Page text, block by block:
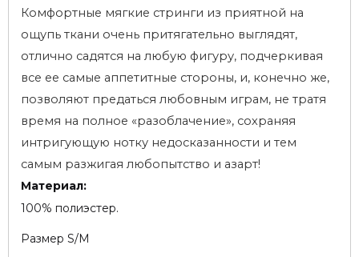
Комфортные мягкие стринги из приятной на
ощупь ткани очень притягательно выглядят,
отлично садятся на любую фигуру, подчеркивая
все ее самые аппетитные стороны, и, конечно же,
позволяют предаться любовным играм, не тратя
время на полное «разоблачение», сохраняя
интригующую нотку недосказанности и тем
самым разжигая любопытство и азарт!
Материал:
100% полиэстер.
Размер S/M